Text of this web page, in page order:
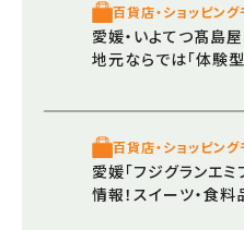
百貨店・ショッピン
愛媛・いよてつ髙島
地元ならでは「体験
百貨店・ショッピン
愛媛「フジグランエ
情報！スイーツ・食